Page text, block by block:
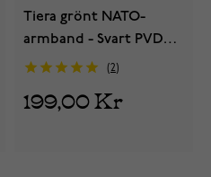
Tiera grönt NATO-
armband - Svart PVD
spänne och ringar
2
199,00 Kr